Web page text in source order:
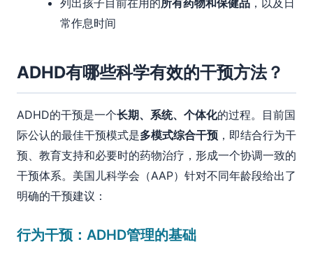
列出孩子目前在用的所有药物和保健品 ，以及日
常作息时间
ADHD有哪些科学有效的干预方法？
ADHD的干预是一个长期、系统、个体化的过程。目前国
际公认的最佳干预模式是多模式综合干预 ，即结合行为干
预、教育支持和必要时的药物治疗，形成一个协调一致的
干预体系。美国儿科学会（AAP）针对不同年龄段给出了
明确的干预建议：
行为干预：ADHD管理的基础